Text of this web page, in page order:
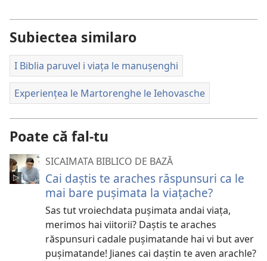
Subiectea similaro
I Biblia paruvel i viața le manușenghi
Experiențea le Martorenghe le Iehovasche
Poate că fal-tu
SICAIMATA BIBLICO DE BAZĂ
Cai daștis te araches răspunsuri ca le
mai bare pușimata la viațache?
Sas tut vroiechdata pușimata andai viața,
merimos hai viitorii? Daștis te araches
răspunsuri cadale pușimatande hai vi but aver
pușimatande! Jianes cai daștin te aven arachle?